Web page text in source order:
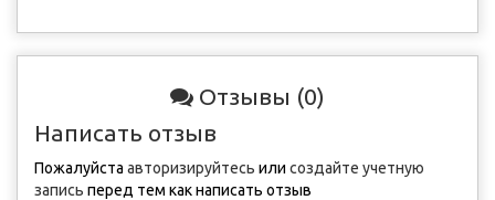
Отзывы (0)
Написать отзыв
Пожалуйста авторизируйтесь или создайте учетную
запись перед тем как написать отзыв